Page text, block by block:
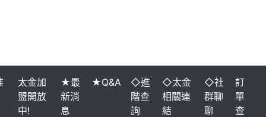
太金加
盟開放
中!
★最
新消
息
★Q&A
◇進
階查
詢
◇太金
相關連
結
◇社
群聊
聊
訂
單
查